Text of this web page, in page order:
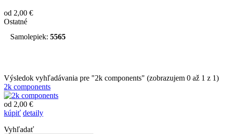
od 2,00 €
Ostatné
Samolepiek: 5565
Výsledok vyhľadávania pre "2k components" (zobrazujem 0 až 1 z 1)
2k components
od 2,00 €
kúpiť detaily
Vyhľadať